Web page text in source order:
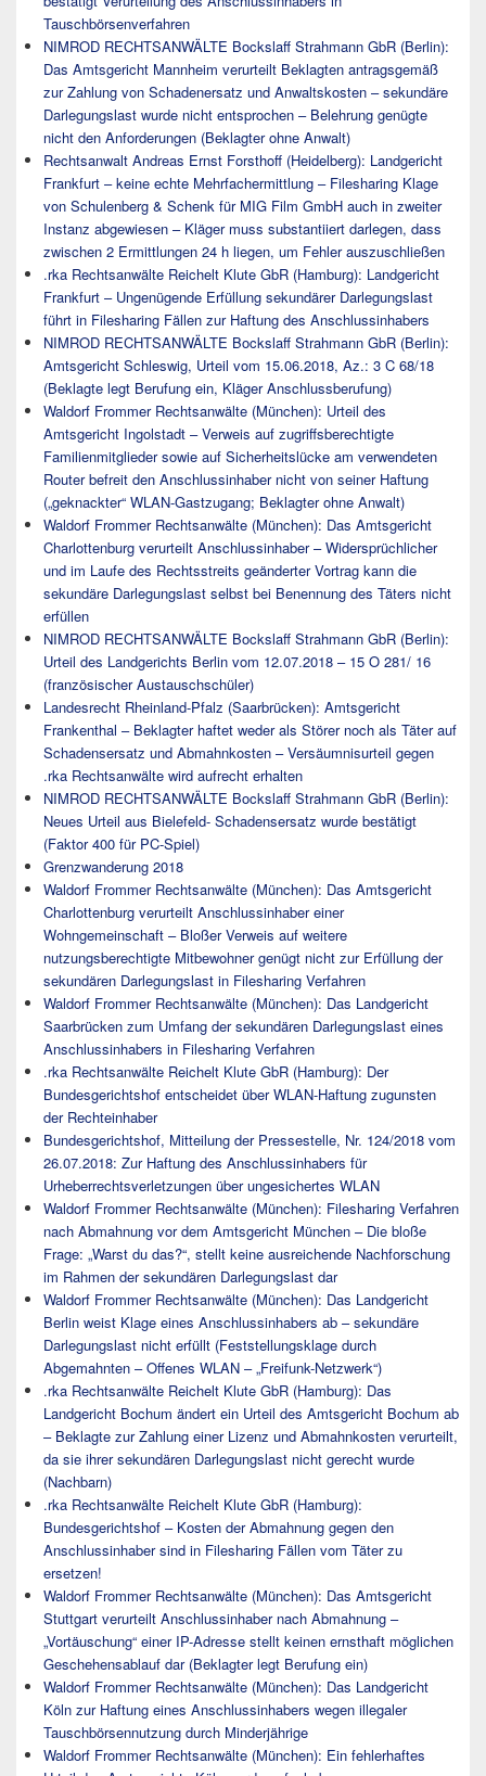
Tauschbörsenverfahren
NIMROD RECHTSANWÄLTE Bockslaff Strahmann GbR (Berlin):
Das Amtsgericht Mannheim verurteilt Beklagten antragsgemäß
zur Zahlung von Schadenersatz und Anwaltskosten – sekundäre
Darlegungslast wurde nicht entsprochen – Belehrung genügte
nicht den Anforderungen (Beklagter ohne Anwalt)
Rechtsanwalt Andreas Ernst Forsthoff (Heidelberg): Landgericht
Frankfurt – keine echte Mehrfachermittlung – Filesharing Klage
von Schulenberg & Schenk für MIG Film GmbH auch in zweiter
Instanz abgewiesen – Kläger muss substantiiert darlegen, dass
zwischen 2 Ermittlungen 24 h liegen, um Fehler auszuschließen
.rka Rechtsanwälte Reichelt Klute GbR (Hamburg): Landgericht
Frankfurt – Ungenügende Erfüllung sekundärer Darlegungslast
führt in Filesharing Fällen zur Haftung des Anschlussinhabers
NIMROD RECHTSANWÄLTE Bockslaff Strahmann GbR (Berlin):
Amtsgericht Schleswig, Urteil vom 15.06.2018, Az.: 3 C 68/18
(Beklagte legt Berufung ein, Kläger Anschlussberufung)
Waldorf Frommer Rechtsanwälte (München): Urteil des
Amtsgericht Ingolstadt – Verweis auf zugriffsberechtigte
Familienmitglieder sowie auf Sicherheitslücke am verwendeten
Router befreit den Anschlussinhaber nicht von seiner Haftung
(„geknackter“ WLAN-Gastzugang; Beklagter ohne Anwalt)
Waldorf Frommer Rechtsanwälte (München): Das Amtsgericht
Charlottenburg verurteilt Anschlussinhaber – Widersprüchlicher
und im Laufe des Rechtsstreits geänderter Vortrag kann die
sekundäre Darlegungslast selbst bei Benennung des Täters nicht
erfüllen
NIMROD RECHTSANWÄLTE Bockslaff Strahmann GbR (Berlin):
Urteil des Landgerichts Berlin vom 12.07.2018 – 15 O 281/ 16
(französischer Austauschschüler)
Landesrecht Rheinland-Pfalz (Saarbrücken): Amtsgericht
Frankenthal – Beklagter haftet weder als Störer noch als Täter auf
Schadensersatz und Abmahnkosten – Versäumnisurteil gegen
.rka Rechtsanwälte wird aufrecht erhalten
NIMROD RECHTSANWÄLTE Bockslaff Strahmann GbR (Berlin):
Neues Urteil aus Bielefeld- Schadensersatz wurde bestätigt
(Faktor 400 für PC-Spiel)
Grenzwanderung 2018
Waldorf Frommer Rechtsanwälte (München): Das Amtsgericht
Charlottenburg verurteilt Anschlussinhaber einer
Wohngemeinschaft – Bloßer Verweis auf weitere
nutzungsberechtigte Mitbewohner genügt nicht zur Erfüllung der
sekundären Darlegungslast in Filesharing Verfahren
Waldorf Frommer Rechtsanwälte (München): Das Landgericht
Saarbrücken zum Umfang der sekundären Darlegungslast eines
Anschlussinhabers in Filesharing Verfahren
.rka Rechtsanwälte Reichelt Klute GbR (Hamburg): Der
Bundesgerichtshof entscheidet über WLAN-Haftung zugunsten
der Rechteinhaber
Bundesgerichtshof, Mitteilung der Pressestelle, Nr. 124/2018 vom
26.07.2018: Zur Haftung des Anschlussinhabers für
Urheberrechtsverletzungen über ungesichertes WLAN
Waldorf Frommer Rechtsanwälte (München): Filesharing Verfahren
nach Abmahnung vor dem Amtsgericht München – Die bloße
Frage: „Warst du das?“, stellt keine ausreichende Nachforschung
im Rahmen der sekundären Darlegungslast dar
Waldorf Frommer Rechtsanwälte (München): Das Landgericht
Berlin weist Klage eines Anschlussinhabers ab – sekundäre
Darlegungslast nicht erfüllt (Feststellungsklage durch
Abgemahnten – Offenes WLAN – „Freifunk-Netzwerk“)
.rka Rechtsanwälte Reichelt Klute GbR (Hamburg): Das
Landgericht Bochum ändert ein Urteil des Amtsgericht Bochum ab
– Beklagte zur Zahlung einer Lizenz und Abmahnkosten verurteilt,
da sie ihrer sekundären Darlegungslast nicht gerecht wurde
(Nachbarn)
.rka Rechtsanwälte Reichelt Klute GbR (Hamburg):
Bundesgerichtshof – Kosten der Abmahnung gegen den
Anschlussinhaber sind in Filesharing Fällen vom Täter zu
ersetzen!
Waldorf Frommer Rechtsanwälte (München): Das Amtsgericht
Stuttgart verurteilt Anschlussinhaber nach Abmahnung –
„Vortäuschung“ einer IP-Adresse stellt keinen ernsthaft möglichen
Geschehensablauf dar (Beklagter legt Berufung ein)
Waldorf Frommer Rechtsanwälte (München): Das Landgericht
Köln zur Haftung eines Anschlussinhabers wegen illegaler
Tauschbörsennutzung durch Minderjährige
Waldorf Frommer Rechtsanwälte (München): Ein fehlerhaftes